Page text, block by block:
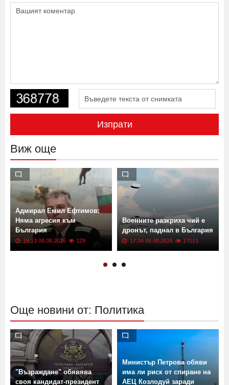
Изпрати
Виж още
Адмирал Емил Ефтимов:
Няма агресия към
България
19:13 08.08.2026 129
Военните разкриха чий е
дронът, паднал в България
17:34 08.08.2026 17011
Още новини от: Политика
"Възраждане" обявява
своя кандидат-президент
Министър Петрова обяви
има ли риск от спиране на
АЕЦ Козлодуй заради